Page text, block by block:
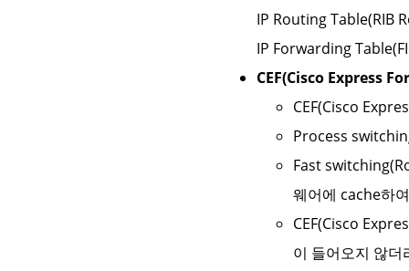
IP Routing Table(RIB
IP Forwarding
CEF(Cisco Express
CEF(Cisco
Process
Fast
웨어에 cache하
CEF(Cisco
이 들어오지 않더